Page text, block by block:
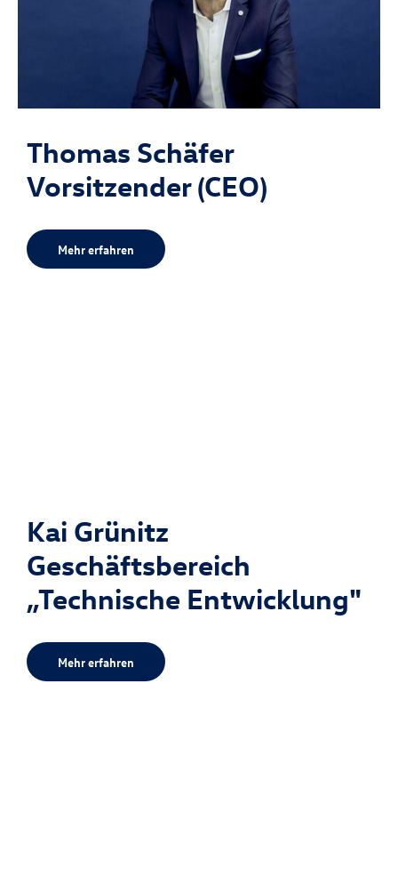
Thomas Schäfer
Vorsitzender (CEO)
Mehr erfahren
Kai Grünitz
Geschäftsbereich
„Technische Entwicklung"
Mehr erfahren